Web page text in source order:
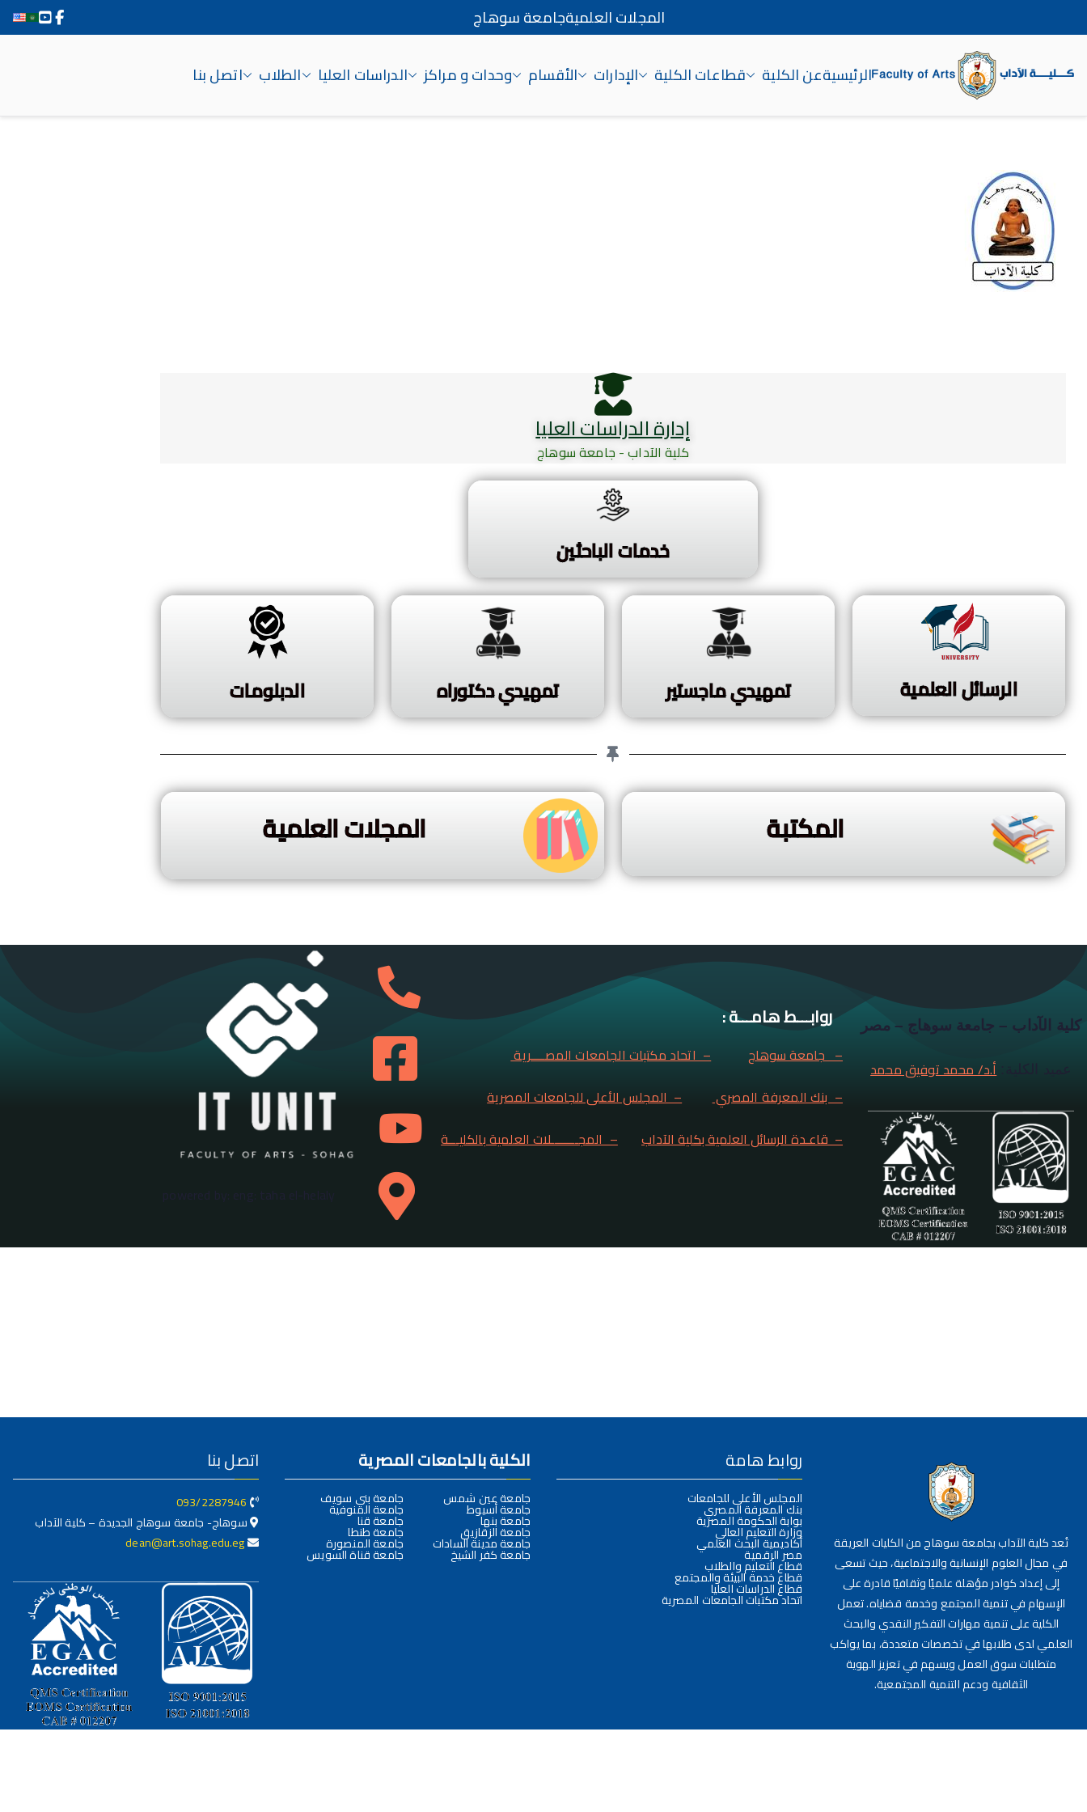
المجلات العلميةجامعة سوهاج
الرئيسيةعن الكلية قطاعات الكلية الإدارات الأقسام وحدات و مراكز الدراسات العليا الطلاب اتصل بنا
إدارة الدراسات العليا
كلية الآداب - جامعة سوهاج
خدمات الباحثين
الرسائل العلمية تمهيدي ماجستير تمهيدي دكتوراه الدبلومات
المكتبة المجلات العلمية
كلية الآداب – جامعة سوهاج – مصر
أ.د/ محمد توفيق محمد
روابـــط هامـــة :
– جامعة سوهاج
– اتحاد مكتبات الجامعات المصــــرية
– بنك المعرفة المصري
– المجلس الأعلى للجامعات المصرية
– قاعـدة الرسائل العلمية بكلية الآداب
– المجــــــــلات العلمية بالكليـــة
تُعد كلية الآداب بجامعة سوهاج من الكليات العريقة
في مجال العلوم الإنسانية والاجتماعية، حيث تسعى
إلى إعداد كوادر مؤهلة علميًا وثقافيًا قادرة على
الإسهام في تنمية المجتمع وخدمة قضاياه. تعمل
الكلية على تنمية مهارات التفكير النقدي والبحث
العلمي لدى طلابها في تخصصات متعددة، بما يواكب
متطلبات سوق العمل ويسهم في تعزيز الهوية
الثقافية ودعم التنمية المجتمعية.
روابط هامة
المجلس الأعلى للجامعات
بنك المعرفة المصري
بوابة الحكومة المصرية
وزارة التعليم العالي
أكاديمية البحث العلمي
مصر الرقمية
قطاع التعليم والطلاب
قطاع خدمة البيئة والمجتمع
قطاع الدراسات العليا
اتحاد مكتبات الجامعات المصرية
الكلية بالجامعات المصرية
جامعة عين شمس
جامعة أسيوط
جامعة بنها
جامعة الزقازيق
جامعة مدينة السادات
جامعة كفر الشيخ
جامعة بني سويف
جامعة المنوفية
جامعة قنا
جامعة طنطا
جامعة المنصورة
جامعة قناة السويس
اتصل بنا
093/2287946
سوهاج- جامعة سوهاج الجديدة – كلية الآداب